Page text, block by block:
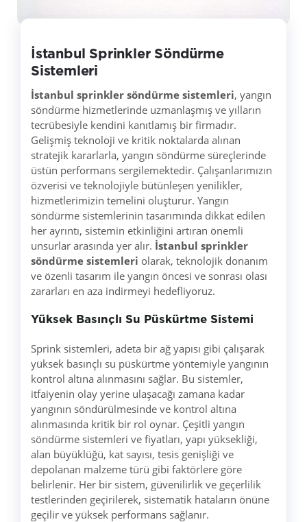
İstanbul Sprinkler Söndürme
Sistemleri
İstanbul sprinkler söndürme sistemleri, yangın
söndürme hizmetlerinde uzmanlaşmış ve yılların
tecrübesiyle kendini kanıtlamış bir firmadır.
Gelişmiş teknoloji ve kritik noktalarda alınan
stratejik kararlarla, yangın söndürme süreçlerinde
üstün performans sergilemektedir. Çalışanlarımızın
özverisi ve teknolojiyle bütünleşen yenilikler,
hizmetlerimizin temelini oluşturur. Yangın
söndürme sistemlerinin tasarımında dikkat edilen
her ayrıntı, sistemin etkinliğini artıran önemli
unsurlar arasında yer alır. İstanbul sprinkler
söndürme sistemleri olarak, teknolojik donanım
ve özenli tasarım ile yangın öncesi ve sonrası olası
zararları en aza indirmeyi hedefliyoruz.
Yüksek Basınçlı Su Püskürtme Sistemi
Sprink sistemleri, adeta bir ağ yapısı gibi çalışarak
yüksek basınçlı su püskürtme yöntemiyle yangının
kontrol altına alınmasını sağlar. Bu sistemler,
itfaiyenin olay yerine ulaşacağı zamana kadar
yangının söndürülmesinde ve kontrol altına
alınmasında kritik bir rol oynar. Çeşitli yangın
söndürme sistemleri ve fiyatları, yapı yüksekliği,
alan büyüklüğü, kat sayısı, tesis genişliği ve
depolanan malzeme türü gibi faktörlere göre
belirlenir. Her bir sistem, güvenilirlik ve geçerlilik
testlerinden geçirilerek, sistematik hataların önüne
geçilir ve yüksek performans sağlanır.